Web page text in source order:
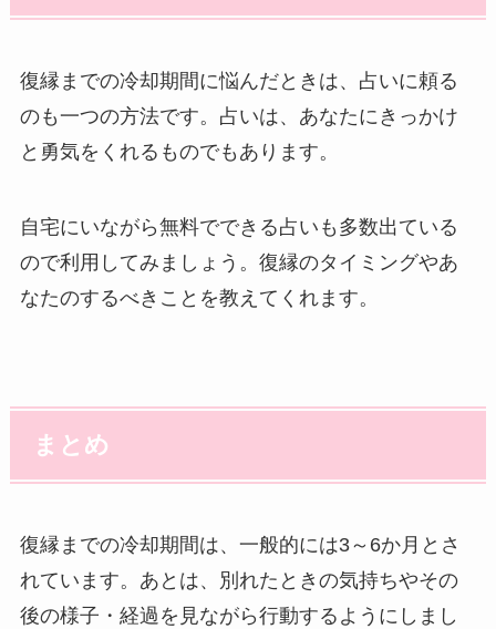
復縁までの冷却期間に悩んだときは、占いに頼る
のも一つの方法です。占いは、あなたにきっかけ
と勇気をくれるものでもあります。
自宅にいながら無料でできる占いも多数出ている
ので利用してみましょう。復縁のタイミングやあ
なたのするべきことを教えてくれます。
まとめ
復縁までの冷却期間は、一般的には3～6か月とさ
れています。あとは、別れたときの気持ちやその
後の様子・経過を見ながら行動するようにしまし